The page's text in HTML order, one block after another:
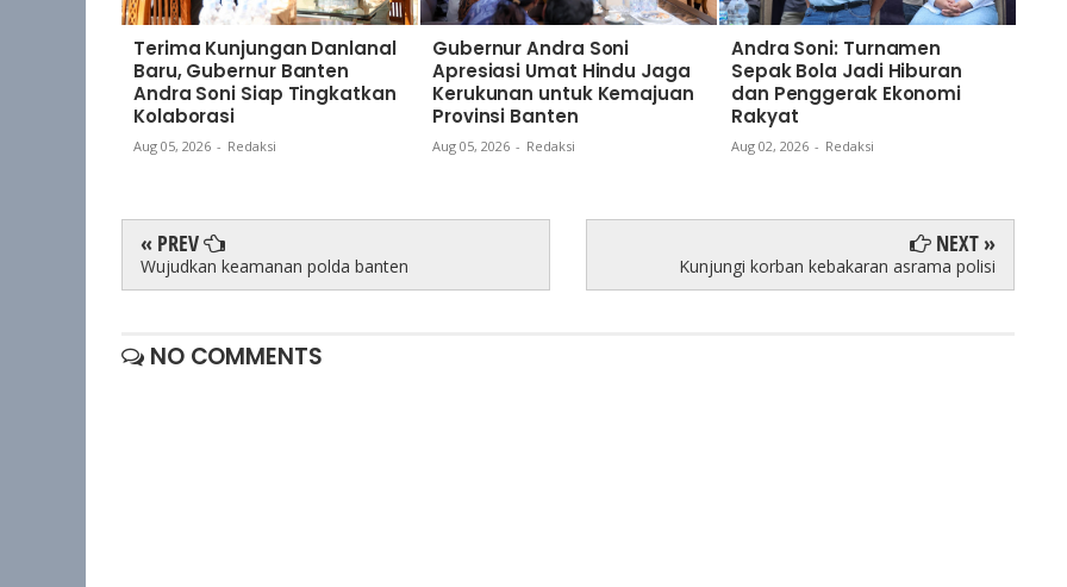
Terima Kunjungan Danlanal
Baru, Gubernur Banten
Andra Soni Siap Tingkatkan
Kolaborasi
Aug 05, 2026 - Redaksi
Gubernur Andra Soni
Apresiasi Umat Hindu Jaga
Kerukunan untuk Kemajuan
Provinsi Banten
Aug 05, 2026 - Redaksi
Andra Soni: Turnamen
Sepak Bola Jadi Hiburan
dan Penggerak Ekonomi
Rakyat
Aug 02, 2026 - Redaksi
« PREV
Wujudkan keamanan polda banten
NEXT »
Kunjungi korban kebakaran asrama polisi
NO COMMENTS